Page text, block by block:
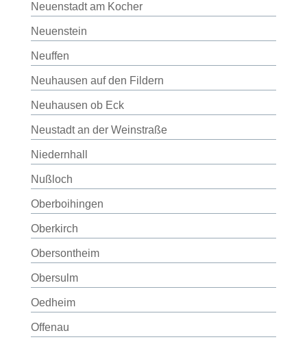
Neuenstadt am Kocher
Neuenstein
Neuffen
Neuhausen auf den Fildern
Neuhausen ob Eck
Neustadt an der Weinstraße
Niedernhall
Nußloch
Oberboihingen
Oberkirch
Obersontheim
Obersulm
Oedheim
Offenau